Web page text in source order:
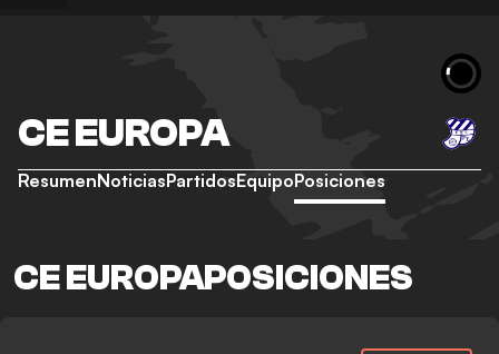
CE EUROPA
ResumenNoticiasPartidosEquipoPosiciones
CE EUROPAPOSICIONES